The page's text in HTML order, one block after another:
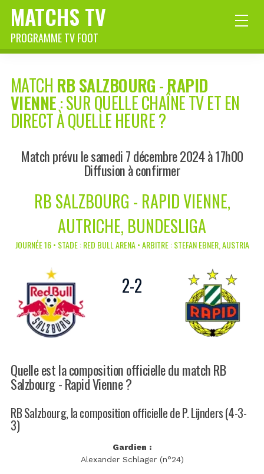
MATCHS TV
PROGRAMME TV FOOT
MATCH RB SALZBOURG-RAPID
VIENNE: SUR QUELLE CHAÎNE TV ET EN
DIRECT À QUELLE HEURE ?
Match prévu le samedi 7 décembre 2024 à 17h00
Diffusion à confirmer
RB SALZBOURG - RAPID VIENNE,
AUTRICHE, BUNDESLIGA
JOURNÉE 16 • STADE : RED BULL ARENA • ARBITRE : STEFAN EBNER, AUSTRIA
2-2
Quelle est la composition officielle du match RB
Salzbourg - Rapid Vienne ?
RB Salzbourg, la composition officielle de P. Lijnders (4-3-
3)
Gardien :
Alexander Schlager (n°24)